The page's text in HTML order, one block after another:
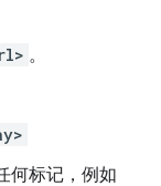
。
何标记，例如